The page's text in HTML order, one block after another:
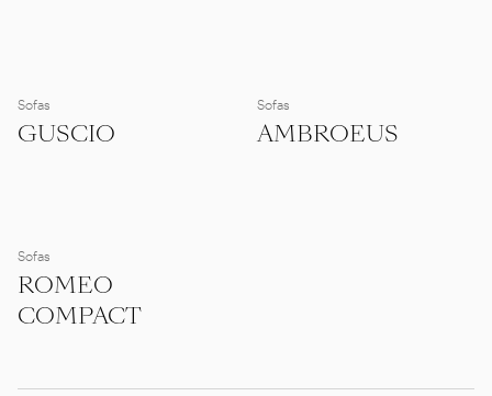
Sofas
GUSCIO
Sofas
AMBROEUS
Sofas
ROMEO
COMPACT